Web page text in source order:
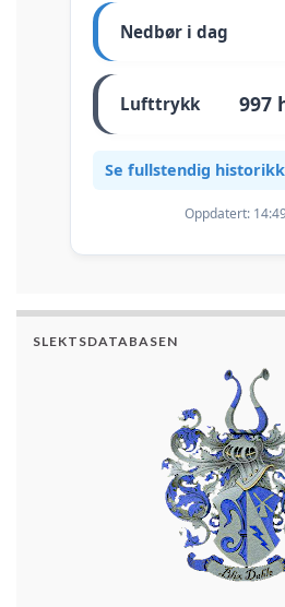
Nedbør i dag
Lufttrykk 997
Se fullstendig
Oppdatert:
SLEKTSDATABASEN